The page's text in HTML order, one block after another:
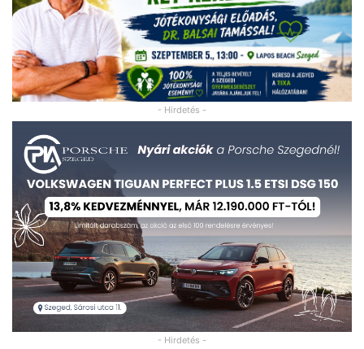
- Hirdetés -
- Hirdetés -